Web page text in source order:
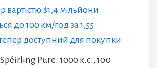
вартістю $1,4 мільйони
до 100 км/год за 1,55
доступний для покупки
Pure: 1000 к.с., 100